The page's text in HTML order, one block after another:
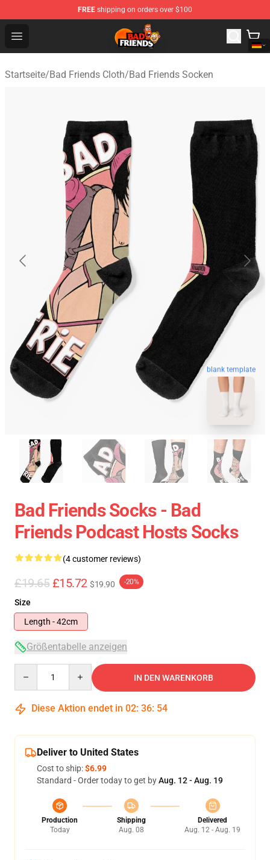
FREE shipping on orders over $100
Open menu
Bad Friends Shop - Official Bad Friends Merchandise
Startseite/Bad Friends Cloth/Bad Friends Socken
blank template
Bad Friends Socks - Bad
Friends Podcast Hosts Socks
(4 customer reviews)
£19.65 £15.72 $19.90 -20%
Size
Length - 42cm
Größentabelle anzeigen
IN DEN WARENKORB
Diese Aktion endet in 02: 36: 54
Deliver to United States
Cost to ship:$6.99
Standard - Order today to get byAug. 12 - Aug. 19
Production
Today
Shipping
Aug. 08
Delivered
Aug. 12 - Aug. 19